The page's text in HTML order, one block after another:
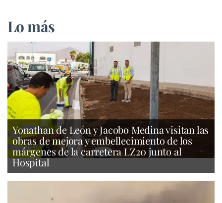
Lo más
Yonathan de León y Jacobo Medina visitan las
obras de mejora y embellecimiento de los
márgenes de la carretera LZ20 junto al
Hospital